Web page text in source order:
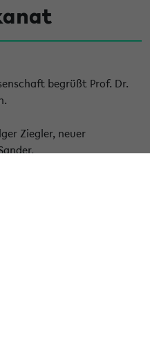
begrüßt Prof. Dr.
Ziegler, neuer